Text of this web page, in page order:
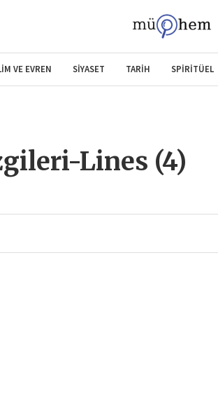
VE EVREN SİYASET TARİH SPİRİTÜEL
Lines (4)